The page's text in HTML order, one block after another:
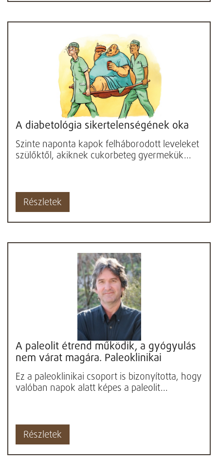
A diabetológia sikertelenségének oka
Szinte naponta kapok felháborodott leveleket
szülőktől, akiknek cukorbeteg gyermekük...
Részletek
A paleolit étrend működik, a gyógyulás
nem várat magára. Paleoklinikai
tapasztalatok.
Ez a paleoklinikai csoport is bizonyította, hogy
valóban napok alatt képes a paleolit...
Részletek